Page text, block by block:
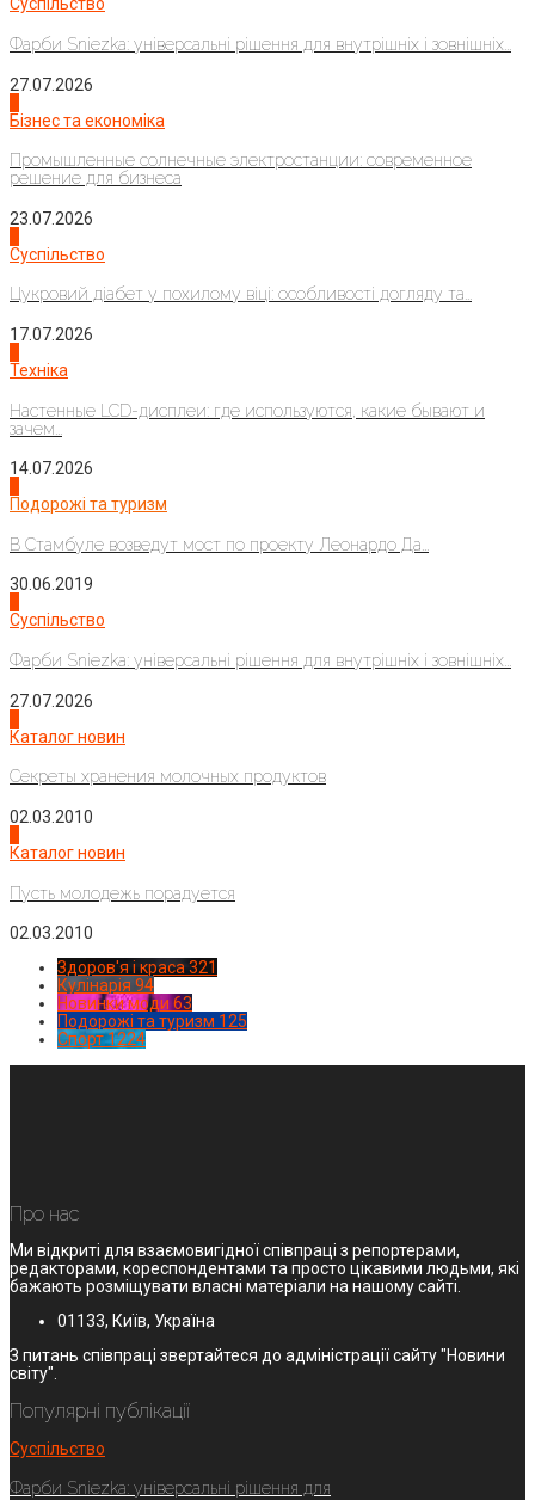
Суспільство
Фарби Sniezka: універсальні рішення для внутрішніх і зовнішніх...
27.07.2026
Бізнес та економіка
Промышленные солнечные электростанции: современное
решение для бизнеса
23.07.2026
Суспільство
Цукровий діабет у похилому віці: особливості догляду та...
17.07.2026
Техніка
Настенные LCD-дисплеи: где используются, какие бывают и
зачем...
14.07.2026
Подорожі та туризм
В Стамбуле возведут мост по проекту Леонардо Да...
30.06.2019
Суспільство
Фарби Sniezka: універсальні рішення для внутрішніх і зовнішніх...
27.07.2026
Каталог новин
Секреты хранения молочных продуктов
02.03.2010
Каталог новин
Пусть молодежь порадуется
02.03.2010
Здоров'я і краса 321
Кулінарія 94
Новинки моди 63
Подорожі та туризм 125
Спорт1224
Про нас
Ми відкриті для взаємовигідної співпраці з репортерами,
редакторами, кореспондентами та просто цікавими людьми, які
бажають розміщувати власні матеріали на нашому сайті.
01133, Київ, Україна
З питань співпраці звертайтеся до адміністрації сайту "Новини
світу".
Популярні публікації
Суспільство
Фарби Sniezka: універсальні рішення для